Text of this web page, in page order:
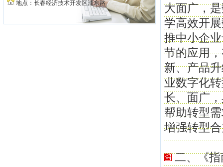
地点：长春经济技术开发区浦东路
大面广，
学高效开
推中小企
节的应用
新、产品
业数字化
长、面广
帮助转型
增强转型
二、《指